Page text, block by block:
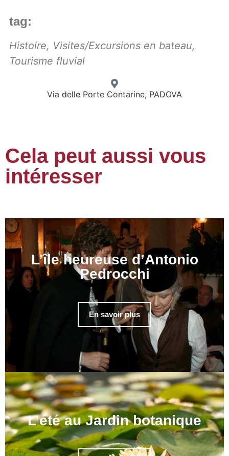
tag:
Histoire, Visites/Excursions en bateau,
Tourisme fluvial
Via delle Porte Contarine, PADOVA
Cela peut aussi vous
intéresser
L’île heureuse d’Antonio
Pedrocchi
En savoir plus
L’été au Jardin botanique